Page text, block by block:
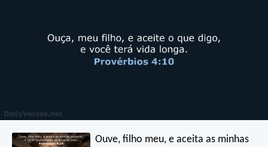
Ouve, filho meu, e aceita as minhas